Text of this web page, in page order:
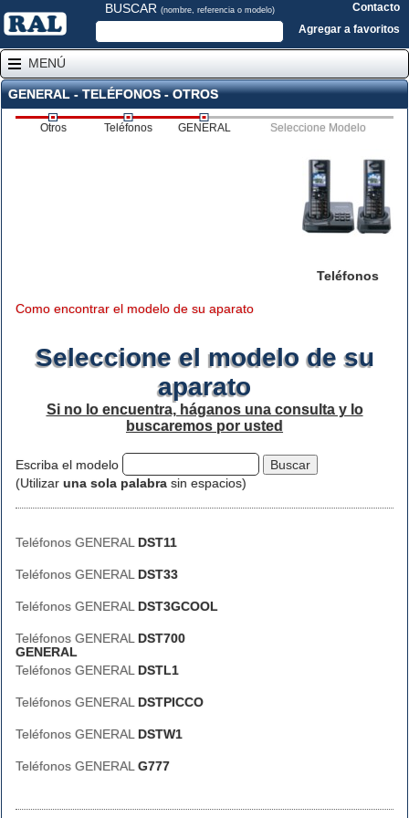
BUSCAR (nombre, referencia o modelo)
Contacto
Agregar a favoritos
MENÚ
GENERAL - TELÉFONOS - OTROS
Otros Teléfonos GENERAL Seleccione Modelo
Teléfonos
Como encontrar el modelo de su aparato
Seleccione el modelo de su
aparato
Si no lo encuentra, háganos una consulta y lo
buscaremos por usted
Escriba el modelo
(Utilizar una sola palabra sin espacios)
Teléfonos GENERAL DST11
Teléfonos GENERAL DST33
Teléfonos GENERAL DST3GCOOL
Teléfonos GENERAL DST700
GENERAL
Teléfonos GENERAL DSTL1
Teléfonos GENERAL DSTPICCO
Teléfonos GENERAL DSTW1
Teléfonos GENERAL G777